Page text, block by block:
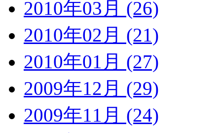
2010年03月 (26)
2010年02月 (21)
2010年01月 (27)
2009年12月 (29)
2009年11月 (24)